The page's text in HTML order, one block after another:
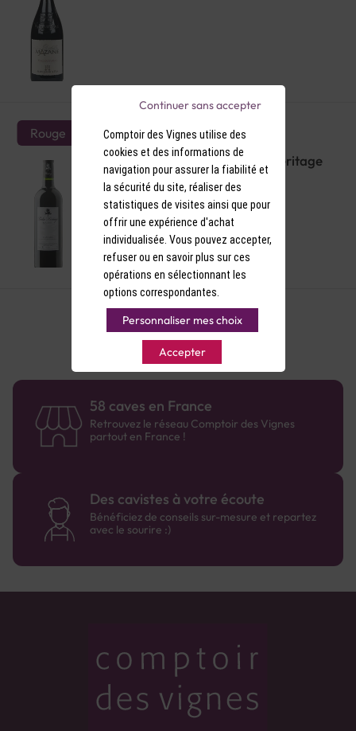
Rouge
AOP Cahors Rouge Le Cedre Heritage
2019
58 caves en France
Retrouvez le réseau Comptoir des Vignes
partout en France !
Des cavistes à votre écoute
Bénéficiez de conseils sur-mesure et repartez
avec le sourire :)
Comptoir des Vignes utilise des
cookies et des informations de
navigation pour assurer la fiabilité et
la sécurité du site, réaliser des
statistiques de visites ainsi que pour
offrir une expérience d'achat
individualisée. Vous pouvez accepter,
refuser ou en savoir plus sur ces
opérations en sélectionnant les
options correspondantes.
Personnaliser mes choix
Accepter
Continuer sans accepter